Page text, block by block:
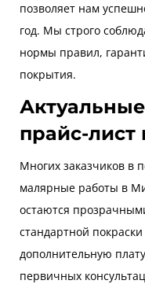
позволяет нам
год. Мы строго
нормы правил,
покрытия.
прайс-лист
Многих заказчиков в
малярные работы в
остаются
стандартной
дополнительную
первичных